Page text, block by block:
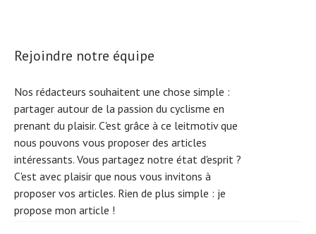
Rejoindre notre équipe
Nos rédacteurs souhaitent une chose simple :
partager autour de la passion du cyclisme en
prenant du plaisir. C'est grâce à ce leitmotiv que
nous pouvons vous proposer des articles
intéressants. Vous partagez notre état d'esprit ?
C'est avec plaisir que nous vous invitons à
proposer vos articles. Rien de plus simple : je
propose mon article !
S
e
a
r
c
h
f
o